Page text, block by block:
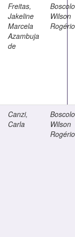
Freitas,
Jakeline
Marcela
Azambuja
de
Wilson
Rogério
Canzi,
Carla
Wilson
Rogério